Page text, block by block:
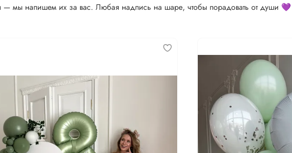
мы напишем их за вас. Любая надпись на шаре, чтобы порадовать от души 💜